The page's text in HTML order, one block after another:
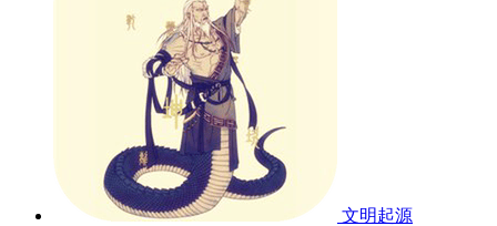
文明起源